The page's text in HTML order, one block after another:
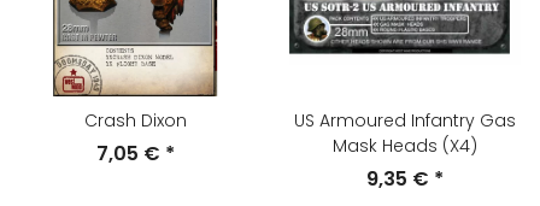
Crash Dixon
7,05 € *
US Armoured Infantry Gas
Mask Heads (X4)
9,35 € *